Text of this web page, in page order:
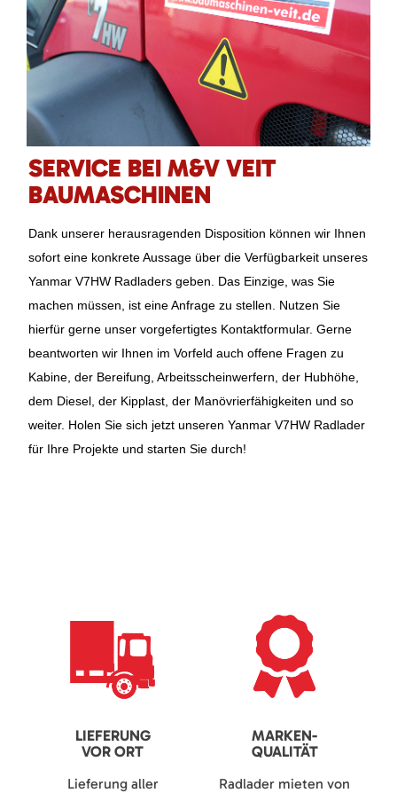
SERVICE BEI M&V VEIT
BAUMASCHINEN
Dank unserer herausragenden Disposition können wir Ihnen
sofort eine konkrete Aussage über die Verfügbarkeit unseres
Yanmar V7HW Radladers geben. Das Einzige, was Sie
machen müssen, ist eine Anfrage zu stellen. Nutzen Sie
hierfür gerne unser vorgefertigtes Kontaktformular. Gerne
beantworten wir Ihnen im Vorfeld auch offene Fragen zu
Kabine, der Bereifung, Arbeitsscheinwerfern, der Hubhöhe,
dem Diesel, der Kipplast, der Manövrierfähigkeiten und so
weiter. Holen Sie sich jetzt unseren Yanmar V7HW Radlader
für Ihre Projekte und starten Sie durch!
LIEFERUNG
VOR ORT
Lieferung aller
MARKEN-
QUALITÄT
Radlader mieten von